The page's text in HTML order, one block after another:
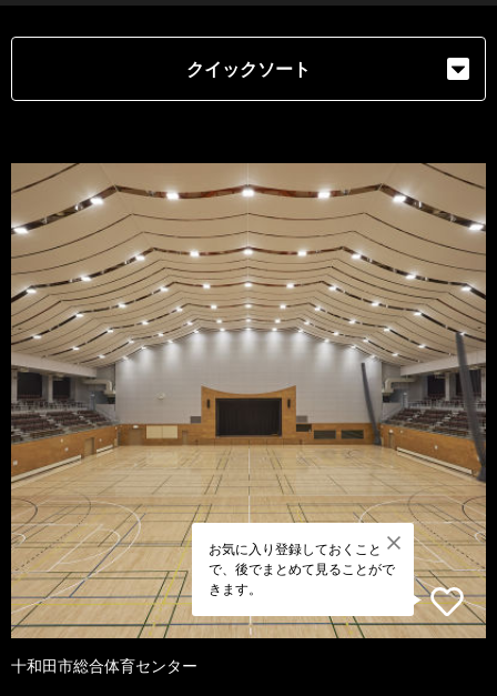
クイックソート
お気に入り登録しておくこと
で、後でまとめて見ることがで
きます。
十和田市総合体育センター